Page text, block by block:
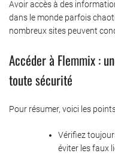
Avoir accès à des
dans le monde parfois
nombreux sites peuvent
Accéder à Flemmix :
toute sécurité
Pour résumer, voici les
Vérifiez
éviter les faux